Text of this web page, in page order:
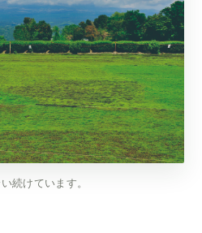
続けています。